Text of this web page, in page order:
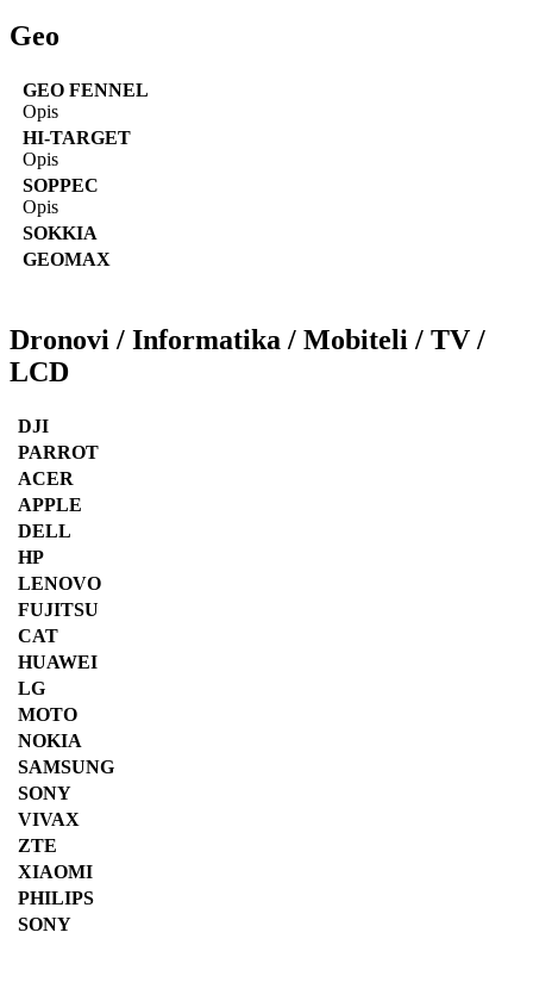
Geo
GEO FENNEL
Opis
HI-TARGET
Opis
SOPPEC
Opis
SOKKIA
GEOMAX
Dronovi / Informatika / Mobiteli / TV /
LCD
DJI
PARROT
ACER
APPLE
DELL
HP
LENOVO
FUJITSU
CAT
HUAWEI
LG
MOTO
NOKIA
SAMSUNG
SONY
VIVAX
ZTE
XIAOMI
PHILIPS
SONY